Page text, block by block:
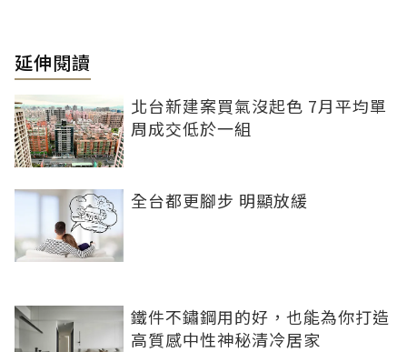
延伸閱讀
北台新建案買氣沒起色 7月平均單
周成交低於一組
全台都更腳步 明顯放緩
鐵件不鏽鋼用的好，也能為你打造
高質感中性神秘清冷居家